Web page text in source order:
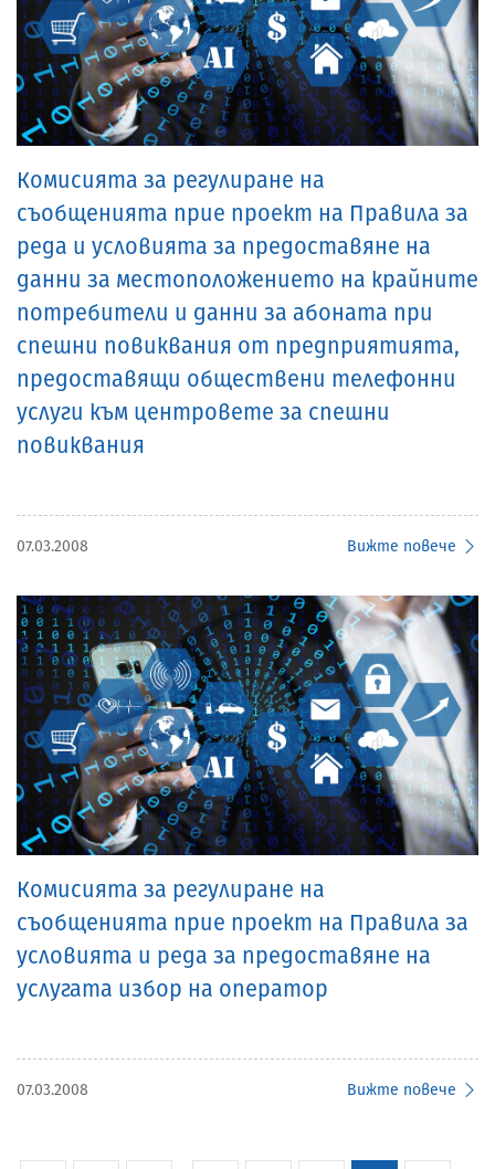
Комисията за регулиране на
съобщенията прие проект на Правила за
реда и условията за предоставяне на
данни за местоположението на крайните
потребители и данни за абоната при
спешни повиквания от предприятията,
предоставящи обществени телефонни
услуги към центровете за спешни
повиквания
07.03.2008 Вижте повече
Комисията за регулиране на
съобщенията прие проект на Правила за
условията и реда за предоставяне на
услугата избор на оператор
07.03.2008 Вижте повече